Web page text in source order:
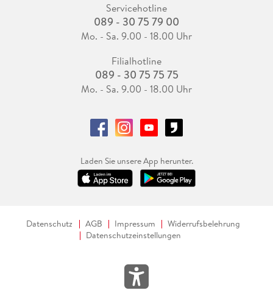
Servicehotline
089 - 30 75 79 00
Mo. - Sa. 9.00 - 18.00 Uhr
Filialhotline
089 - 30 75 75 75
Mo. - Sa. 9.00 - 18.00 Uhr
Laden Sie unsere App herunter.
Datenschutz AGB Impressum
Widerrufsbelehrung
Datenschutzeinstellungen